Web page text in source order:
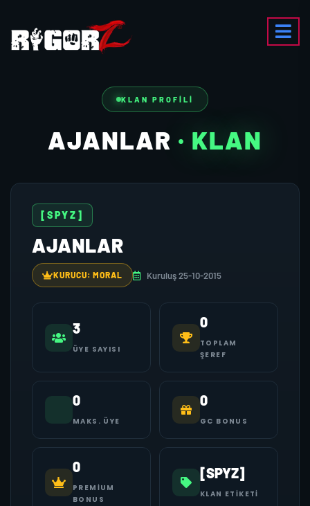
KLAN PROFILI
AJANLAR · KLAN
[SPYZ]
AJANLAR
KURUCU: MORAL Kuruluş 25-10-2015
3
ÜYE SAYISI
0
TOPLAM
ŞEREF
0
MAKS. ÜYE
0
GC BONUS
0
PREMIUM
BONUS
[SPYZ]
KLAN ETIKETI